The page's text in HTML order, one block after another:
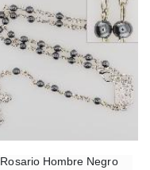
Rosario Hombre Negro